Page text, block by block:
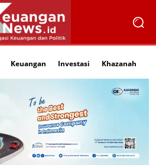
Keuangan Investasi Khazanah